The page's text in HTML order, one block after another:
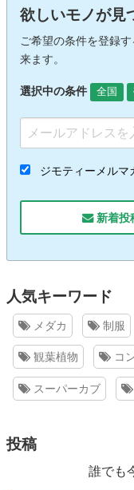
欲しいモノが見
ご希望の条件を登録
来ます。
選択中の条件 全国
ジモティーメルマ
新着投
人気キーワード
メダカ 制服
観葉植物 コ
スーパーカブ
投稿
誰でも